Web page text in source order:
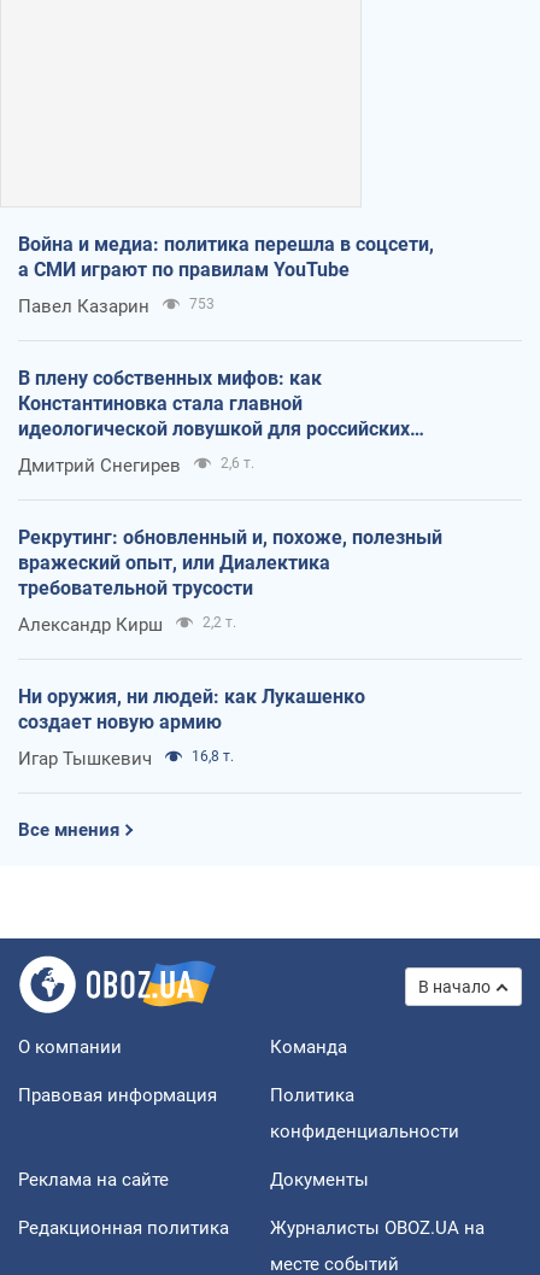
Война и медиа: политика перешла в соцсети,
а СМИ играют по правилам YouTube
Павел Казарин 753
В плену собственных мифов: как
Константиновка стала главной
идеологической ловушкой для российских
оккупантов
Дмитрий Снегирев 2,6 т.
Рекрутинг: обновленный и, похоже, полезный
вражеский опыт, или Диалектика
требовательной трусости
Александр Кирш 2,2 т.
Ни оружия, ни людей: как Лукашенко
создает новую армию
Игар Тышкевич 16,8 т.
Все мнения
В начало
О компании Команда
Правовая информация
Политика
конфиденциальности
Реклама на сайте Документы
Редакционная политика
Журналисты OBOZ.UA на
месте событий